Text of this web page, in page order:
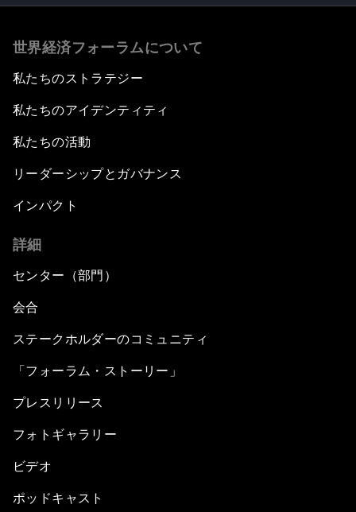
世界経済フォーラムについて
私たちのストラテジー
私たちのアイデンティティ
私たちの活動
リーダーシップとガバナンス
インパクト
詳細
センター（部門）
会合
ステークホルダーのコミュニティ
「フォーラム・ストーリー」
プレスリリース
フォトギャラリー
ビデオ
ポッドキャスト